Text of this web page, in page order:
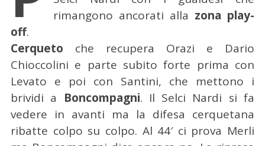
rimangono ancorati alla zona play-
off.
Cerqueto che recupera Orazi e Dario
Chioccolini e parte subito forte prima con
Levato e poi con Santini, che mettono i
brividi a Boncompagni. Il Selci Nardi si fa
vedere in avanti ma la difesa cerquetana
ribatte colpo su colpo. Al 44′ ci prova Merli